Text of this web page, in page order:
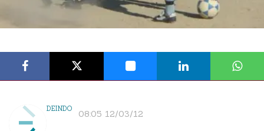
DEINDO 08:05 12/03/12